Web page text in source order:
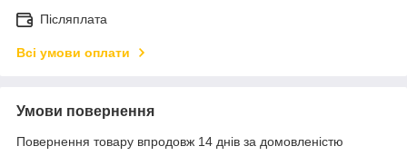
Післяплата
Всі умови оплати
Умови повернення
Повернення товару впродовж 14 днів за домовленістю